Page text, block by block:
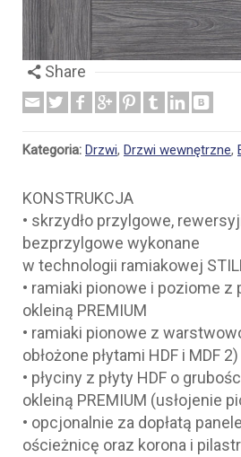
Share
Kategoria: Drzwi, Drzwi wewnętrzne,
KONSTRUKCJA
• skrzydło przylgowe,
bezprzylgowe wykonane
w technologii ramiakowej
• ramiaki pionowe i poziome z
okleiną PREMIUM
• ramiaki pionowe z
obłożone płytami HDF i MDF 2)
• płyciny z płyty HDF o
okleiną PREMIUM (usłojenie
• opcjonalnie za dopłatą
ościeżnicę oraz korona i